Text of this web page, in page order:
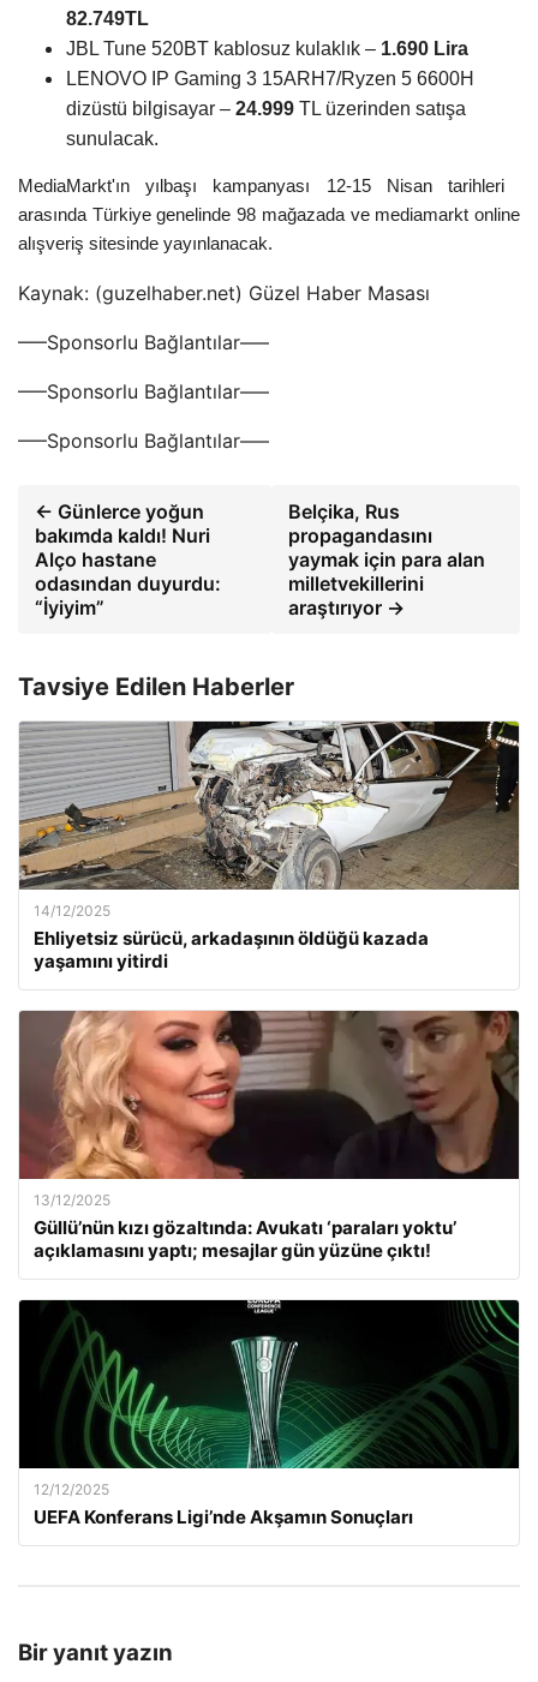
82.749TL
JBL Tune 520BT kablosuz kulaklık – 1.690 Lira
LENOVO IP Gaming 3 15ARH7/Ryzen 5 6600H
dizüstü bilgisayar – 24.999 TL üzerinden satışa
sunulacak.
MediaMarkt'ın yılbaşı kampanyası 12-15 Nisan tarihleri ​​
arasında Türkiye genelinde 98 mağazada ve mediamarkt online
alışveriş sitesinde yayınlanacak.
Kaynak: (guzelhaber.net) Güzel Haber Masası
—–Sponsorlu Bağlantılar—–
—–Sponsorlu Bağlantılar—–
—–Sponsorlu Bağlantılar—–
← Günlerce yoğun
bakımda kaldı! Nuri
Alço hastane
odasından duyurdu:
“İyiyim”
Belçika, Rus
propagandasını
yaymak için para alan
milletvekillerini
araştırıyor →
Tavsiye Edilen Haberler
14/12/2025
Ehliyetsiz sürücü, arkadaşının öldüğü kazada
yaşamını yitirdi
13/12/2025
Güllü’nün kızı gözaltında: Avukatı ‘paraları yoktu’
açıklamasını yaptı; mesajlar gün yüzüne çıktı!
12/12/2025
UEFA Konferans Ligi’nde Akşamın Sonuçları
Bir yanıt yazın